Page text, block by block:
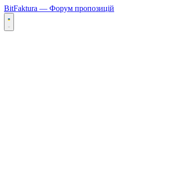
BitFaktura — Форум пропозицій